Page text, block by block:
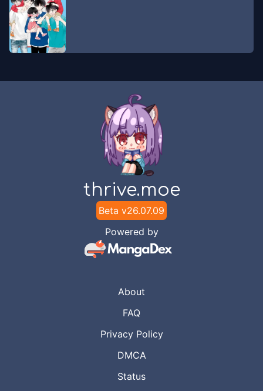
Chapter262
Unknown
Chapter261
thrive.moe
Beta v26.07.09
Powered by
About
FAQ
Privacy Policy
DMCA
Status